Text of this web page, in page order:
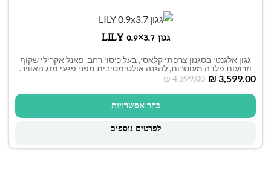
גגון LILY 0.9×3.7
גגון אלגנטי בסגנון צרפתי קלאסי, בעל כיסוי רחב, פאנל אקרילי שקוף
וזרועות פלדה מעוטרות, להגנה אולטימטיבית מפני פגעי מזג האוויר.
₪4,399.00 ₪ 3,599.00
בחר אפשרויות
לפרטים נוספים